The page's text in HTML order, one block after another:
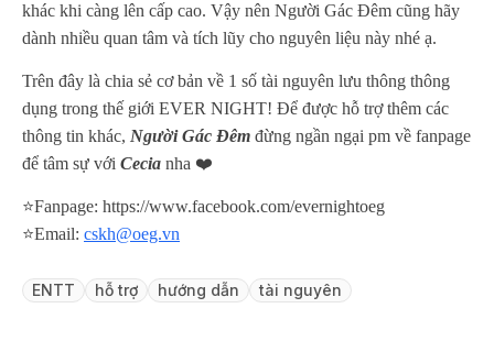
khác khi càng lên cấp cao. Vậy nên Người Gác Đêm cũng hãy
dành nhiều quan tâm và tích lũy cho nguyên liệu này nhé ạ.
Trên đây là chia sẻ cơ bản về 1 số tài nguyên lưu thông thông
dụng trong thế giới EVER NIGHT! Để được hỗ trợ thêm các
thông tin khác, Người Gác Đêm đừng ngần ngại pm về fanpage
để tâm sự với Cecia nha ❤️
⭐️Fanpage: https://www.facebook.com/evernightoeg
⭐️Email: cskh@oeg.vn
ENTT hỗ trợ hướng dẫn tài nguyên